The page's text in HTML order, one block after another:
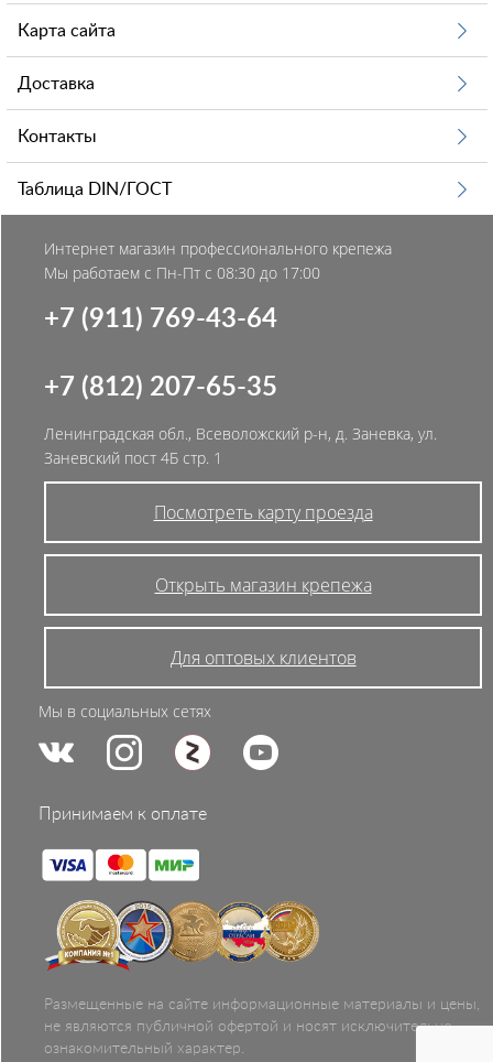
Карта сайта
Доставка
Контакты
Таблица DIN/ГОСТ
Интернет магазин профессионального крепежа
Мы работаем с Пн-Пт с 08:30 до 17:00
+7 (911) 769-43-64
+7 (812) 207-65-35
Ленинградская обл., Всеволожский р-н, д. Заневка, ул.
Заневский пост 4Б стр. 1
Посмотреть карту проезда
Открыть магазин крепежа
Для оптовых клиентов
Мы в социальных сетях
Принимаем к оплате
Размещенные на сайте информационные материалы и цены,
не являются публичной офертой и носят исключительно
ознакомительный характер.